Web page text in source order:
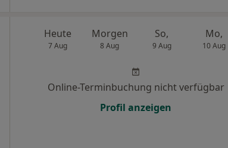
Heute
7 Aug
Morgen
8 Aug
So,
9 Aug
Mo,
10 Aug
Online-Terminbuchung nicht verfügbar
Profil anzeigen